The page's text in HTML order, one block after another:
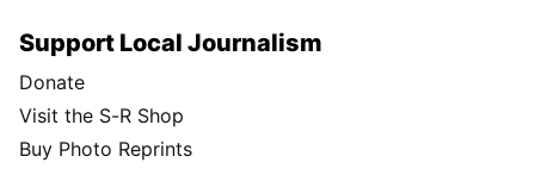
Support Local Journalism
Donate
Visit the S-R Shop
Buy Photo Reprints